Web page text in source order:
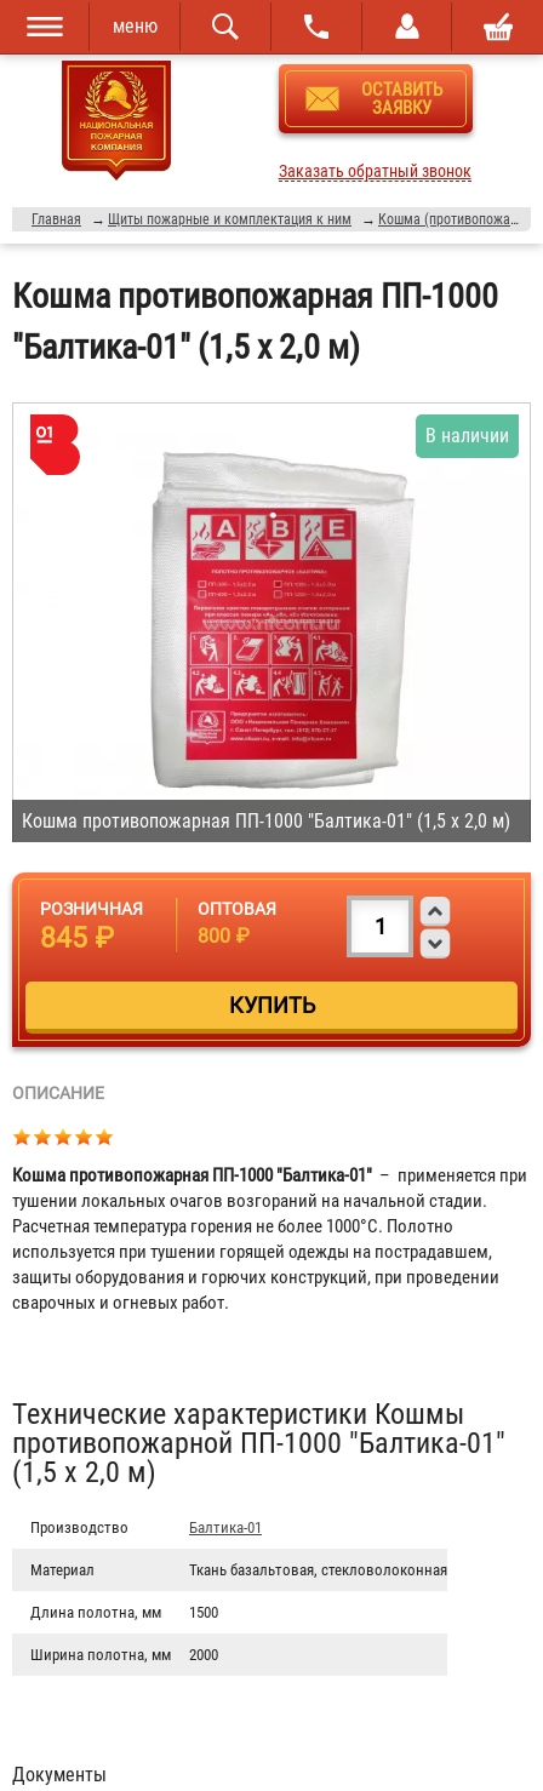
Перейти к
основному
содержанию
Skip to
navigation
меню
ОСТАВИТЬ
ЗАЯВКУ
Заказать обратный звонок
Главная → Щиты пожарные и комплектация к ним → Кошма (противопожарное полотно)
Кошма противопожарная ПП-1000
"Балтика-01" (1,5 х 2,0 м)
Кошма противопожарная ПП-1000 "Балтика-01" (1,5 х 2,0 м)
В наличии
РОЗНИЧНАЯ
845 ₽
ОПТОВАЯ
800 ₽
ОПИСАНИЕ
Кошма противопожарная ПП-1000 "Балтика-01" – применяется при
тушении локальных очагов возгораний на начальной стадии.
Расчетная температура горения не более 1000°C. Полотно
используется при тушении горящей одежды на пострадавшем,
защиты оборудования и горючих конструкций, при проведении
сварочных и огневых работ.
Табы
Технические характеристики Кошмы
противопожарной ПП-1000 "Балтика-01"
(1,5 х 2,0 м)
Производство Балтика-01
Материал Ткань базальтовая, стекловолоконная
Длина полотна, мм 1500
Ширина полотна, мм 2000
Документы